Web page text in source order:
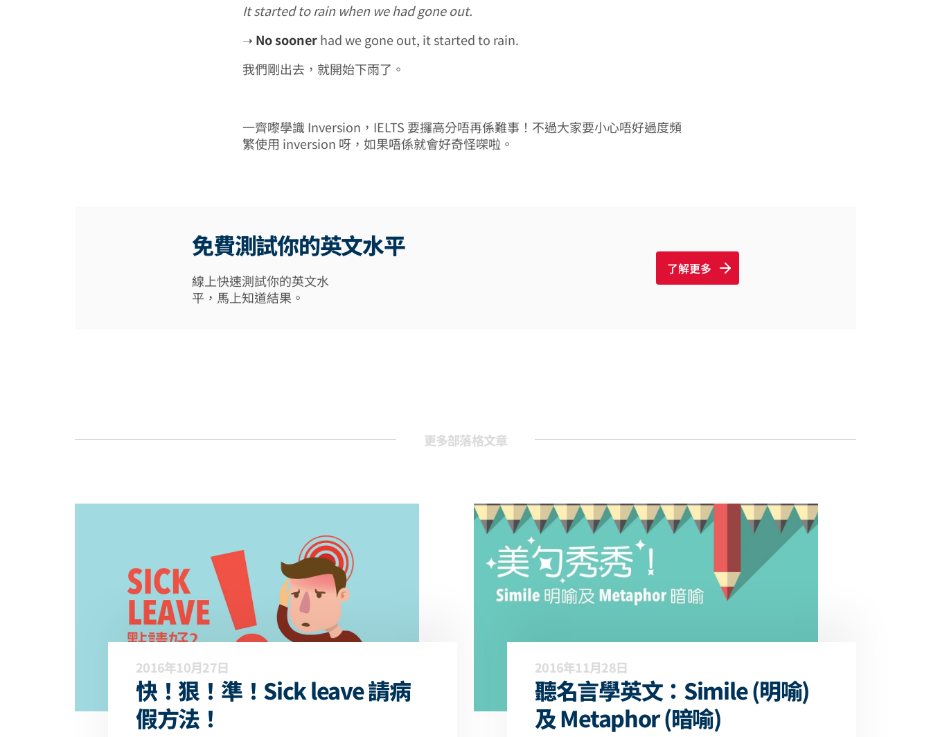
It started to rain when we had gone out.
➝ No soonerhad we gone out, it started to rain.
我們剛出去，就開始下雨了。
一齊嚟學識 Inversion，IELTS 要攞高分唔再係難事！不過大家要小心唔好過度頻
繁使用 inversion 呀，如果唔係就會好奇怪㗎啦。
免費測試你的英文水平
線上快速測試你的英文水
平，馬上知道結果。
了解更多
更多部落格文章
2016年10月27日
快！狠！準！Sick leave 請病
假方法！
2016年11月28日
聽名言學英文：Simile (明喻)
及 Metaphor (暗喻)